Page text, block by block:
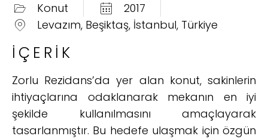
Konut
2017
Levazım, Beşiktaş, İstanbul, Türkiye
İÇERIK
Zorlu Rezidans’da yer alan konut, sakinlerin
ihtiyaçlarına odaklanarak mekanın en iyi
şekilde kullanılmasını amaçlayarak
tasarlanmıştır. Bu hedefe ulaşmak için özgün